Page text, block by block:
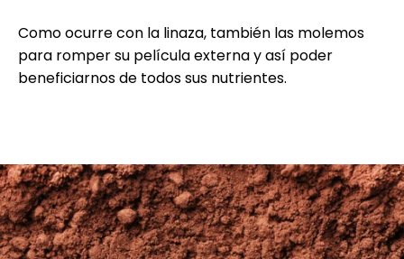
Como ocurre con la linaza, también las molemos
para romper su película externa y así poder
beneficiarnos de todos sus nutrientes.